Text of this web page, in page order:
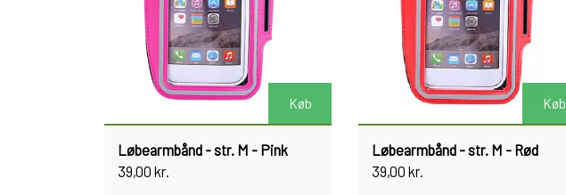
Køb
Løbearmbånd - str. M - Pink
39,00 kr.
Køb
Løbearmbånd - str. M - Rød
39,00 kr.